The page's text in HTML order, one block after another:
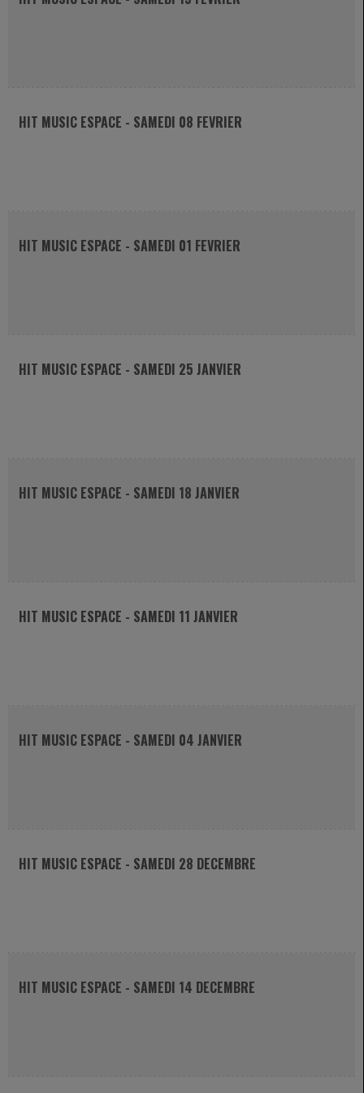
HIT MUSIC ESPACE - SAMEDI 08 FEVRIER
HIT MUSIC ESPACE - SAMEDI 01 FEVRIER
HIT MUSIC ESPACE - SAMEDI 25 JANVIER
HIT MUSIC ESPACE - SAMEDI 18 JANVIER
HIT MUSIC ESPACE - SAMEDI 11 JANVIER
HIT MUSIC ESPACE - SAMEDI 04 JANVIER
HIT MUSIC ESPACE - SAMEDI 28 DECEMBRE
HIT MUSIC ESPACE - SAMEDI 14 DECEMBRE